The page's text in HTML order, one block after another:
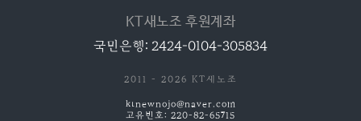
KT새노조 후원계좌
국민은행: 2424-0104-305834
2011 - 2026 KT새노조
ktnewnojo@naver.com
고유번호: 220-82-65715